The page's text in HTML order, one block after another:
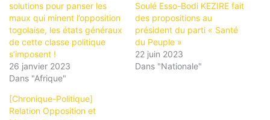
solutions pour panser les
maux qui minent l’opposition
togolaise, les états généraux
de cette classe politique
s’imposent !
26 janvier 2023
Dans "Afrique"
Soulé Esso-Bodi KEZIRE fait
des propositions au
président du parti « Santé
du Peuple »
22 juin 2023
Dans "Nationale"
[Chronique-Politique]
Relation Opposition et